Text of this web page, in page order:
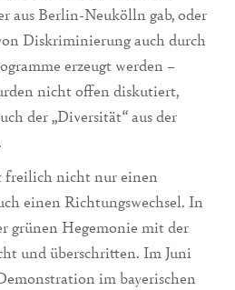
aus Berlin-Neukölln gab, oder
Diskriminierung auch durch
erzeugt werden –
nicht offen diskutiert,
der „Diversität“ aus der
freilich nicht nur einen
einen Richtungswechsel. In
grünen Hegemonie mit der
und überschritten. Im Juni
im bayerischen